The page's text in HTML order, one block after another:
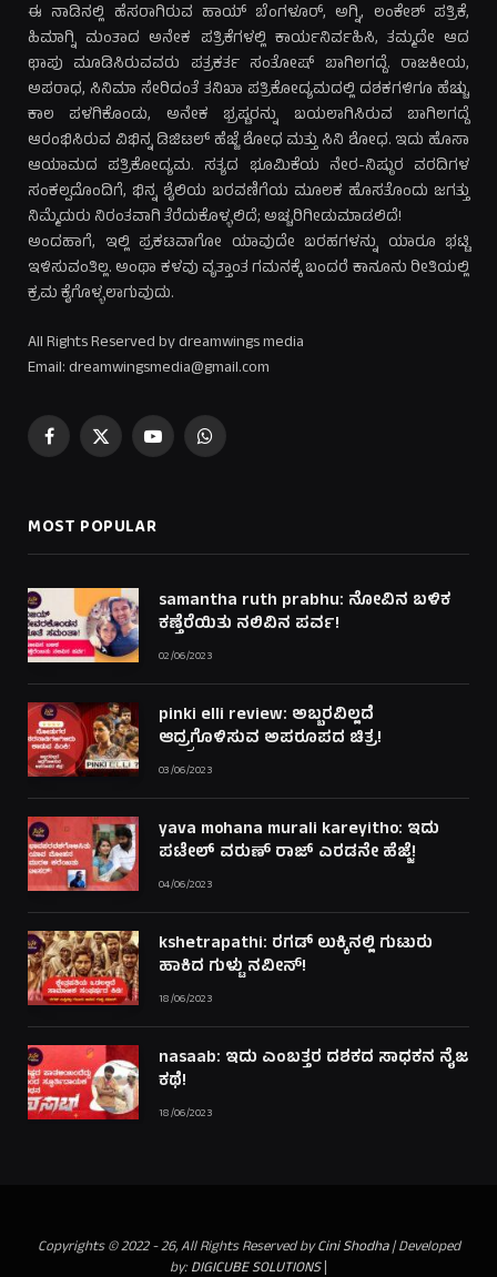
ಈ ನಾಡಿನಲ್ಲಿ ಹೆಸರಾಗಿರುವ ಹಾಯ್ ಬೆಂಗಳೂರ್, ಅಗ್ನಿ, ಲಂಕೇಶ್ ಪತ್ರಿಕೆ,
ಹಿಮಾಗ್ನಿ ಮಂತಾದ ಅನೇಕ ಪತ್ರಿಕೆಗಳಲ್ಲಿ ಕಾರ್ಯನಿರ್ವಹಿಸಿ, ತಮ್ಮದೇ ಆದ
ಛಾಪು ಮೂಡಿಸಿರುವವರು ಪತ್ರಕರ್ತ ಸಂತೋಷ್ ಬಾಗಿಲಗದ್ದೆ. ರಾಜಕೀಯ,
ಅಪರಾಧ, ಸಿನಿಮಾ ಸೇರಿದಂತೆ ತನಿಖಾ ಪತ್ರಿಕೋದ್ಯಮದಲ್ಲಿ ದಶಕಗಳಿಗೂ ಹೆಚ್ಚು
ಕಾಲ ಪಳಗಿಕೊಂಡು, ಅನೇಕ ಭ್ರಷ್ಟರನ್ನು ಬಯಲಾಗಿಸಿರುವ ಬಾಗಿಲಗದ್ದೆ
ಆರಂಭಿಸಿರುವ ವಿಭಿನ್ನ ಡಿಜಿಟಲ್ ಹೆಜ್ಜೆ ಶೋಧ ಮತ್ತು ಸಿನಿ ಶೋಧ. ಇದು ಹೊಸಾ
ಆಯಾಮದ ಪತ್ರಿಕೋದ್ಯಮ. ಸತ್ಯದ ಭೂಮಿಕೆಯ ನೇರ-ನಿಷ್ಠುರ ವರದಿಗಳ
ಸಂಕಲ್ಪದೊಂದಿಗೆ, ಭಿನ್ನ ಶೈಲಿಯ ಬರವಣಿಗೆಯ ಮೂಲಕ ಹೊಸತೊಂದು ಜಗತ್ತು
ನಿಮ್ಮೆದುರು ನಿರಂತವಾಗಿ ತೆರೆದುಕೊಳ್ಳಲಿದೆ; ಅಚ್ಚರಿಗೀಡುಮಾಡಲಿದೆ!
ಅಂದಹಾಗೆ, ಇಲ್ಲಿ ಪ್ರಕಟವಾಗೋ ಯಾವುದೇ ಬರಹಗಳನ್ನು ಯಾರೂ ಭಟ್ಟಿ
ಇಳಿಸುವಂತಿಲ್ಲ. ಅಂಥಾ ಕಳವು ವೃತ್ತಾಂತ ಗಮನಕ್ಕೆ ಬಂದರೆ ಕಾನೂನು ರೀತಿಯಲ್ಲಿ
ಕ್ರಮ ಕೈಗೊಳ್ಳಲಾಗುವುದು.
All Rights Reserved by dreamwings media
Email: dreamwingsmedia@gmail.com
Facebook
X
YouTubeWhatsApp
MOST POPULAR
samantha ruth prabhu: ನೋವಿನ ಬಳಿಕ
ಕಣ್ತೆರೆಯಿತು ನಲಿವಿನ ಪರ್ವ!
02/06/2023
pinki elli review: ಅಬ್ಬರವಿಲ್ಲದೆ
ಆದ್ರ್ರಗೊಳಿಸುವ ಅಪರೂಪದ ಚಿತ್ರ!
03/06/2023
yava mohana murali kareyitho: ಇದು
ಪಟೇಲ್ ವರುಣ್ ರಾಜ್ ಎರಡನೇ ಹೆಜ್ಜೆ!
04/06/2023
kshetrapathi: ರಗಡ್ ಲುಕ್ಕಿನಲ್ಲಿ ಗುಟುರು
ಹಾಕಿದ ಗುಳ್ಟು ನವೀನ್!
18/06/2023
nasaab: ಇದು ಎಂಬತ್ತರ ದಶಕದ ಸಾಧಕನ ನೈಜ
ಕಥೆ!
18/06/2023
Copyrights © 2022 - 26, All Rights Reserved byCini Shodha| Developed
by:DIGICUBE SOLUTIONS|